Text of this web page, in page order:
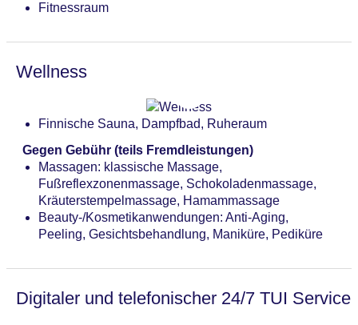
Fitnessraum
Wellness
Finnische Sauna, Dampfbad, Ruheraum
Gegen Gebühr (teils Fremdleistungen)
Massagen: klassische Massage,
Fußreflexzonenmassage, Schokoladenmassage,
Kräuterstempelmassage, Hamammassage
Beauty-/Kosmetikanwendungen: Anti-Aging,
Peeling, Gesichtsbehandlung, Maniküre, Pediküre
Digitaler und telefonischer 24/7 TUI Service